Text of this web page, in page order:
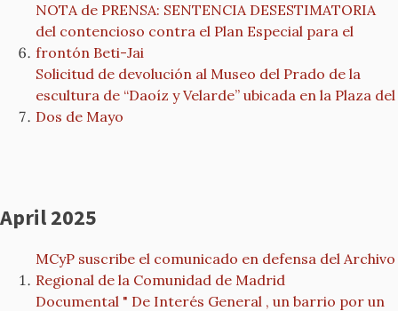
NOTA de PRENSA: SENTENCIA DESESTIMATORIA
del contencioso contra el Plan Especial para el
frontón Beti-Jai
Solicitud de devolución al Museo del Prado de la
escultura de “Daoíz y Velarde” ubicada en la Plaza del
Dos de Mayo
April 2025
MCyP suscribe el comunicado en defensa del Archivo
Regional de la Comunidad de Madrid
Documental " De Interés General , un barrio por un